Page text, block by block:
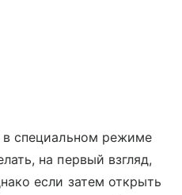
специальном режиме
на первый взгляд,
если затем открыть